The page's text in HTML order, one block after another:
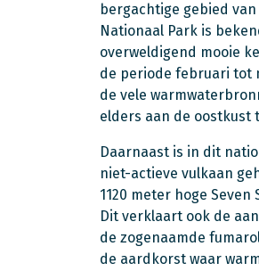
bergachtige gebied
Nationaal Park is
overweldigend mooie
de periode februari tot
de vele
elders aan de oostkust
Daarnaast is in dit
niet-actieve vulkaan
1120 meter hoge Seven
Dit verklaart ook de
de zogenaamde
de aardkorst waar